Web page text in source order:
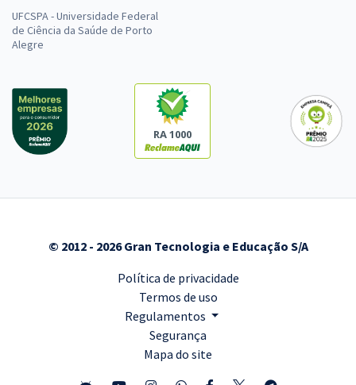
UFCSPA - Universidade Federal
de Ciência da Saúde de Porto
Alegre
RA 1000
© 2012 - 2026 Gran Tecnologia e Educação S/A
Política de privacidade
Termos de uso
Regulamentos
Segurança
Mapa do site